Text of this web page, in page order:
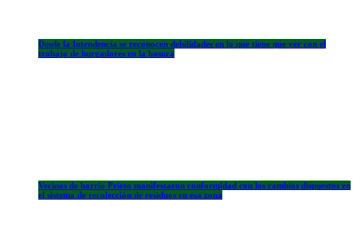
Desde la Intendencia se reconocen debilidades en lo que tiene que ver con el
trabajo de hurgadores en la basura
Vecinos de barrio Prieto manifestaron conformidad con los cambios dispuestos en
el sistema de recolección de residuos en esa zona